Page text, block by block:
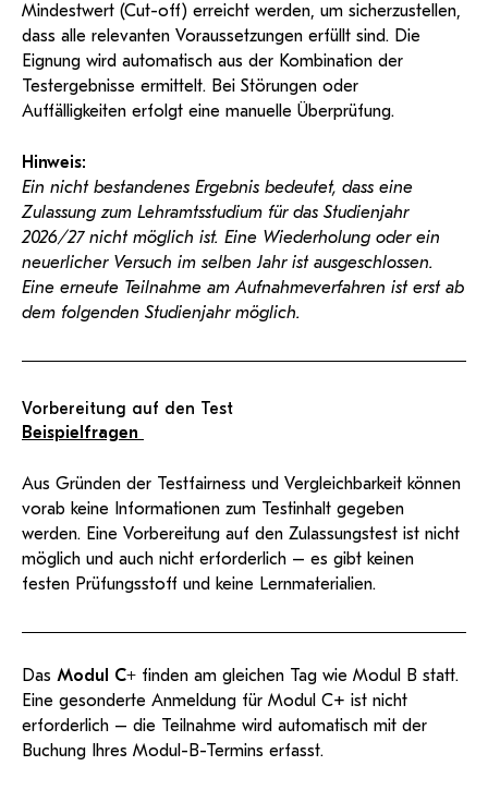
Mindestwert (Cut-off) erreicht werden, um sicherzustellen,
dass alle relevanten Voraussetzungen erfüllt sind. Die
Eignung wird automatisch aus der Kombination der
Testergebnisse ermittelt. Bei Störungen oder
Auffälligkeiten erfolgt eine manuelle Überprüfung.
Hinweis:
Ein nicht bestandenes Ergebnis bedeutet, dass eine
Zulassung zum Lehramtsstudium für das Studienjahr
2026/27 nicht möglich ist. Eine Wiederholung oder ein
neuerlicher Versuch im selben Jahr ist ausgeschlossen.
Eine erneute Teilnahme am Aufnahmeverfahren ist erst ab
dem folgenden Studienjahr möglich.
Vorbereitung auf den Test
Beispielfragen
Aus Gründen der Testfairness und Vergleichbarkeit können
vorab keine Informationen zum Testinhalt gegeben
werden. Eine Vorbereitung auf den Zulassungstest ist nicht
möglich und auch nicht erforderlich – es gibt keinen
festen Prüfungsstoff und keine Lernmaterialien.
Das Modul C+ finden am gleichen Tag wie Modul B statt.
Eine gesonderte Anmeldung für Modul C+ ist nicht
erforderlich – die Teilnahme wird automatisch mit der
Buchung Ihres Modul-B-Termins erfasst.